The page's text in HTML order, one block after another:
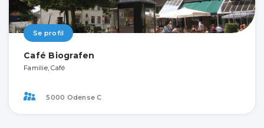
Se profil
Café Biografen
Familie, Café
5000 Odense C